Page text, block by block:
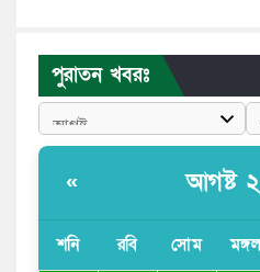
পুলিশকে পিটিয়ে রক্তাক্ত করেছি
এনসিপি নেতা
সরকার
পুরাতন খবরঃ
« আগষ্ট
শনি রবি সোম